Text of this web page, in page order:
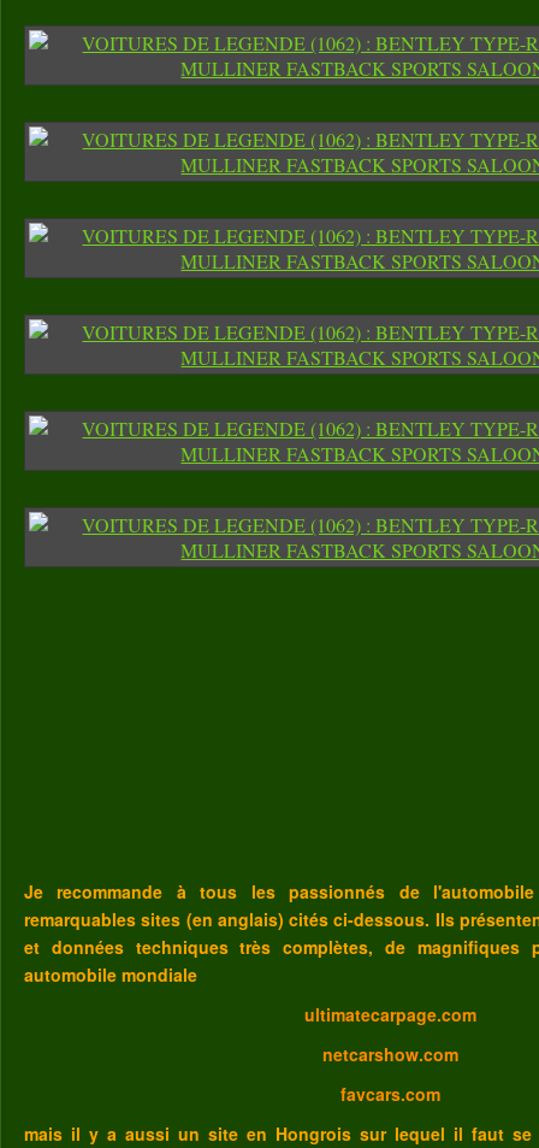
Je recommande à tous les passionnés de
remarquables sites (en anglais) cités ci-dessous. Ils
et données techniques très complètes, de magnifiques
automobile mondiale
ultimatecarpage.com
netcarshow.com
favcars.com
mais il y a aussi un site en Hongrois sur lequel il faut se